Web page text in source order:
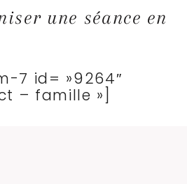
une séance en
7 id= »9264″
– famille »]